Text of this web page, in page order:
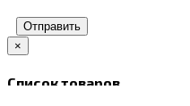
Отправить
×
Список товаров